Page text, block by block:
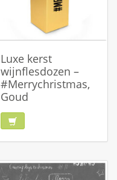
Luxe kerst
wijnflesdozen –
#Merrychristmas,
Goud